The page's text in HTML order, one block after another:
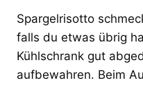
Spargelrisotto
falls du etwas übrig
Kühlschrank gut
aufbewahren. Beim